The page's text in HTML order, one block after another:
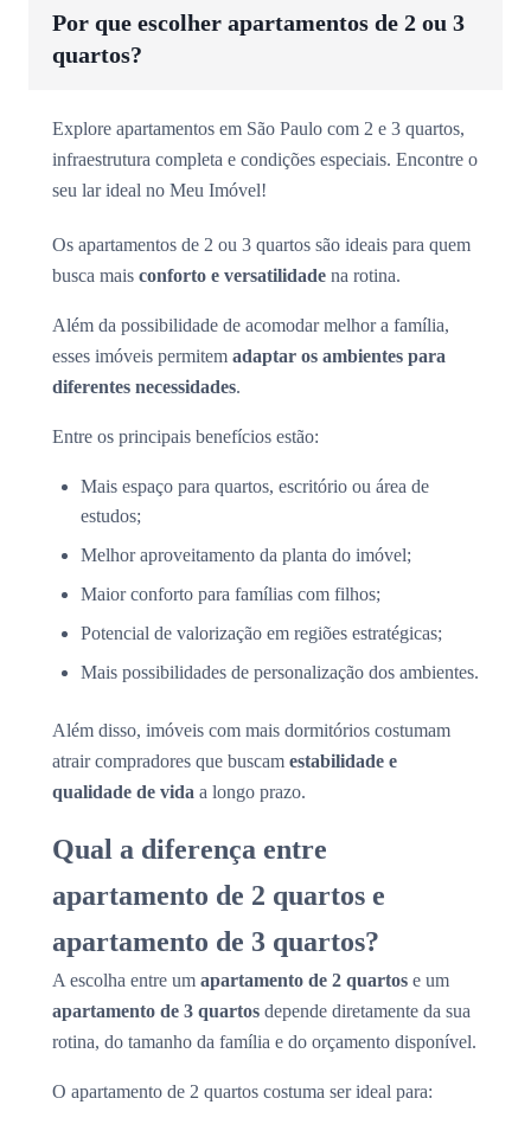
Por que escolher apartamentos de 2 ou 3
quartos?
Explore apartamentos em São Paulo com 2 e 3 quartos,
infraestrutura completa e condições especiais. Encontre o
seu lar ideal no Meu Imóvel!
Os apartamentos de 2 ou 3 quartos são ideais para quem
busca mais conforto e versatilidade na rotina.
Além da possibilidade de acomodar melhor a família,
esses imóveis permitem adaptar os ambientes para
diferentes necessidades.
Entre os principais benefícios estão:
Mais espaço para quartos, escritório ou área de
estudos;
Melhor aproveitamento da planta do imóvel;
Maior conforto para famílias com filhos;
Potencial de valorização em regiões estratégicas;
Mais possibilidades de personalização dos ambientes.
Além disso, imóveis com mais dormitórios costumam
atrair compradores que buscam estabilidade e
qualidade de vida a longo prazo.
Qual a diferença entre
apartamento de 2 quartos e
apartamento de 3 quartos?
A escolha entre um apartamento de 2 quartos e um
apartamento de 3 quartos depende diretamente da sua
rotina, do tamanho da família e do orçamento disponível.
O apartamento de 2 quartos costuma ser ideal para: